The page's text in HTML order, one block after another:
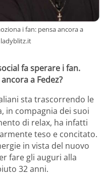
i fan: pensa ancora a
fa sperare i fan.
a Fedez?
sta trascorrendo le
in compagnia dei suoi
di relax, ha infatti
teso e concitato.
in vista del nuovo
fare gli auguri alla
32 anni.